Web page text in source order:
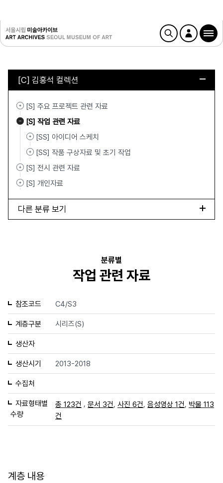
[C] 김홍석 컬렉션
[S] 주요 프로젝트 관련 자료
[S] 작업 관련 자료
[SS] 아이디어 스케치
[SS] 작품 구상자료 및 초기 작업
[S] 전시 관련 자료
[S] 개인자료
다른 분류 보기
분류별
작업 관련 자료
참조코드 C4/S3
계층구분 시리즈(S)
생산자
생산시기 2013-2018
수집처
자료형태별
수량
총 123건 , 문서 3건 사진 6건 음성영상 1건
박물 113
건
계층 내용